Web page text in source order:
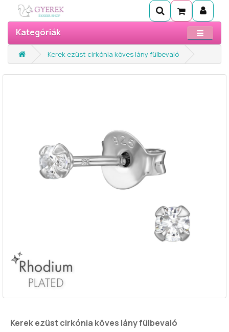
Kategóriák
Kerek ezüst cirkónia köves lány fülbevaló
Kerek ezüst cirkónia köves lány fülbevaló